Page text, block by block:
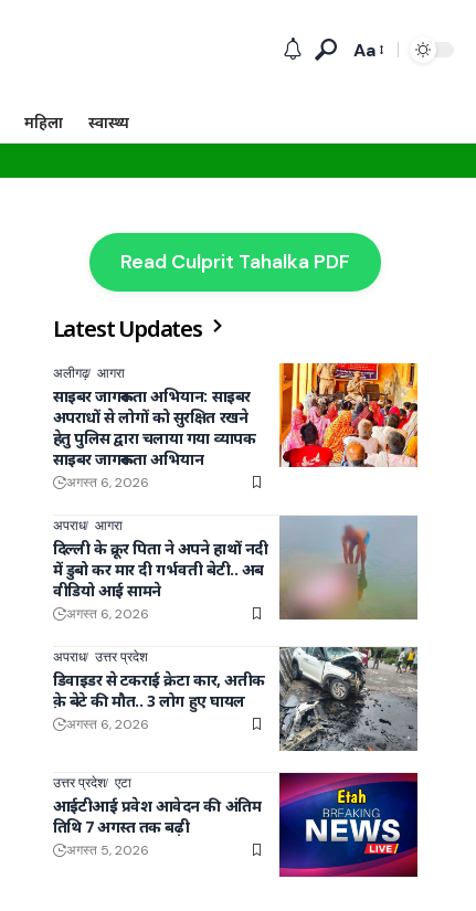
Aa
महिला स्वास्थ्य
Read Culprit Tahalka PDF
Latest Updates
अलीगढ़ आगरा
साइबर जागरूकता अभियान: साइबर
अपराधों से लोगों को सुरक्षित रखने
हेतु पुलिस द्वारा चलाया गया व्यापक
साइबर जागरूकता अभियान
अगस्त 6, 2026
अपराध आगरा
दिल्ली के क्रूर पिता ने अपने हाथों नदी
में डुबो कर मार दी गर्भवती बेटी.. अब
वीडियो आई सामने
अगस्त 6, 2026
अपराध उत्तर प्रदेश
डिवाइडर से टकराई क्रेटा कार, अतीक
क़े बेटे की मौत.. 3 लोग हुए घायल
अगस्त 6, 2026
उत्तर प्रदेश एटा
आईटीआई प्रवेश आवेदन की अंतिम
तिथि 7 अगस्त तक बढ़ी
अगस्त 5, 2026